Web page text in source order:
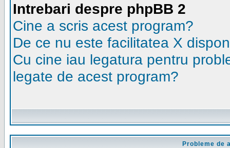
Intrebari despre phpBB 2
Cine a scris acest program?
De ce nu este facilitatea X
Cu cine iau legatura pentru
legate de acest program?
Probleme de